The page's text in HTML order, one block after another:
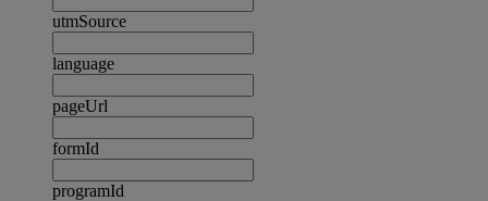
utmSource
language
pageUrl
formId
programId